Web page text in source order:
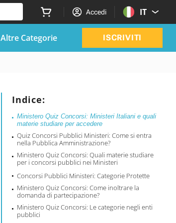
Accedi IT
Altre Categorie ISCRIVITI
Indice:
Ministero Quiz Concorsi: Ministeri Italiani e quali
materie studiare per accedere
Quiz Concorsi Pubblici Ministeri: Come si entra
nella Pubblica Amministrazione?
Ministero Quiz Concorsi: Quali materie studiare
per i concorsi pubblici nei Ministeri
Concorsi Pubblici Ministeri: Categorie Protette
Ministero Quiz Concorsi: Come inoltrare la
domanda di partecipazione?
Ministero Quiz Concorsi: Le categorie negli enti
pubblici